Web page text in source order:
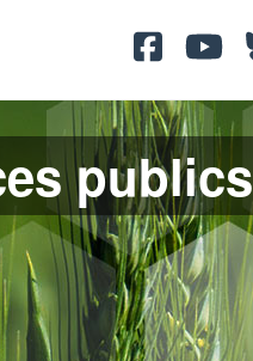
publics